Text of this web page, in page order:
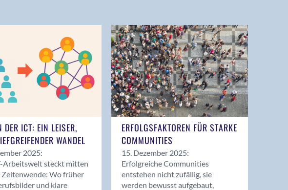
DER ICT: EIN LEISER,
WANDEL
2025:
Arbeitswelt steckt mitten
Zeitenwende: Wo früher
und klare
ERFOLGSFAKTOREN FÜR STARKE
COMMUNITIES
15. Dezember 2025:
Erfolgreiche Communities
entstehen nicht zufällig, sie
werden bewusst aufgebaut,